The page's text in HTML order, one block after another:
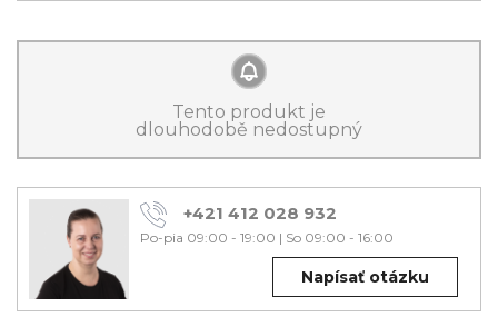
Tento produkt je
dlouhodobě nedostupný
+421 412 028 932
Po-pia 09:00 - 19:00 | So 09:00 - 16:00
Napísať otázku